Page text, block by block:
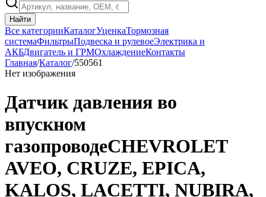
Найти
Все категорииКаталогУценкаТормозная
системаФильтрыПодвеска и рулевоеЭлектрика и
АКБДвигатель и ГРМОхлаждениеКонтакты
Главная/Каталог/550561
Нет изображения
Датчик давления во
впускном
газопроводеCHEVROLET
AVEO, CRUZE, EPICA,
KALOS, LACETTI, NUBIRA,